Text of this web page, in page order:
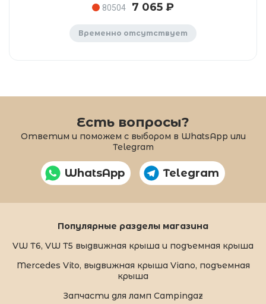
80504 7 065 ₽
Временно отсутствует
Есть вопросы?
Ответим и поможем с выбором в WhatsApp или
Telegram
WhatsApp Telegram
Популярные разделы магазина
VW T6, VW T5 выдвижная крыша и подъемная крыша
Mercedes Vito, выдвижная крыша Viano, подъемная
крыша
Запчасти для ламп Campingaz